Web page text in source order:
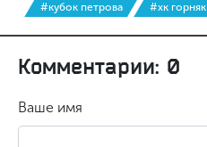
#кубок петрова
#хк горняк
Комментарии: 0
Ваше имя